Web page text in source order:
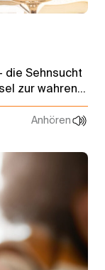
die Sehnsucht
zur wahren
steht, verrät
Anhören